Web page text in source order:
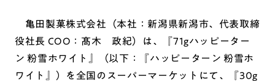
亀田製菓株式会社（本社：新潟県新潟市、代表取締
役社長 COO：髙木 政紀）は、『71gハッピーター
ン 粉雪ホワイト』（以下：『ハッピーターン 粉雪ホ
ワイト』）を全国のスーパーマーケットにて、『30g